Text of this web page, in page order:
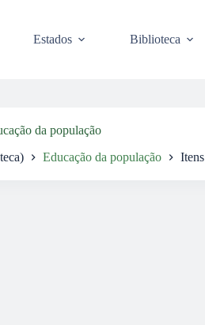
Estados Biblioteca
da população
Educação da população Itens